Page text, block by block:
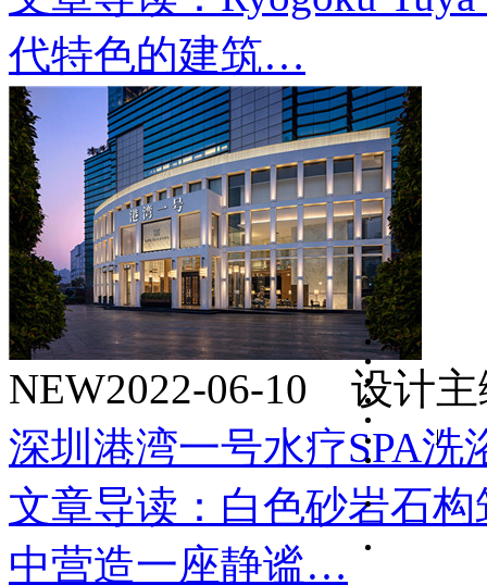
代特色的建筑…
NEW2022-06-10 设计
深圳港湾一号水疗SPA
文章导读：白色砂岩石
中营造一座静谧…